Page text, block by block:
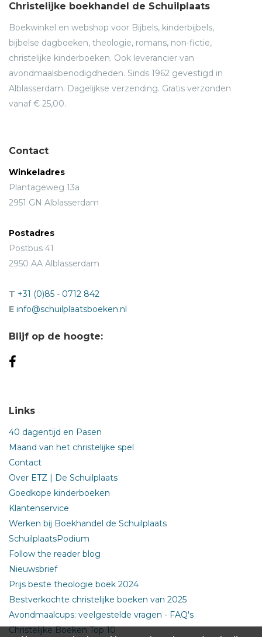
Christelijke boekhandel de Schuilplaats
Boekwinkel en webshop voor Bijbels, kinderbijbels,
bijbelse dagboeken, theologie, romans, non-fictie,
christelijke kinderboeken. Ook leverancier van
avondmaalsbenodigdheden. Sinds 1962 gevestigd in
Alblasserdam. Dagelijkse verzending. Gratis verzonden
vanaf € 25,00.
Contact
Winkeladres
Plantageweg 13a
2951 GN Alblasserdam
Postadres
Postbus 41
2950 AA Alblasserdam
T +31 (0)85 - 0712 842
E info@schuilplaatsboeken.nl
Blijf op de hoogte:
Links
40 dagentijd en Pasen
Maand van het christelijke spel
Contact
Over ETZ | De Schuilplaats
Goedkope kinderboeken
Klantenservice
Werken bij Boekhandel de Schuilplaats
SchuilplaatsPodium
Follow the reader blog
Nieuwsbrief
Prijs beste theologie boek 2024
Bestverkochte christelijke boeken van 2025
Avondmaalcups: veelgestelde vragen - FAQ's
Christelijke Boeken Top 10